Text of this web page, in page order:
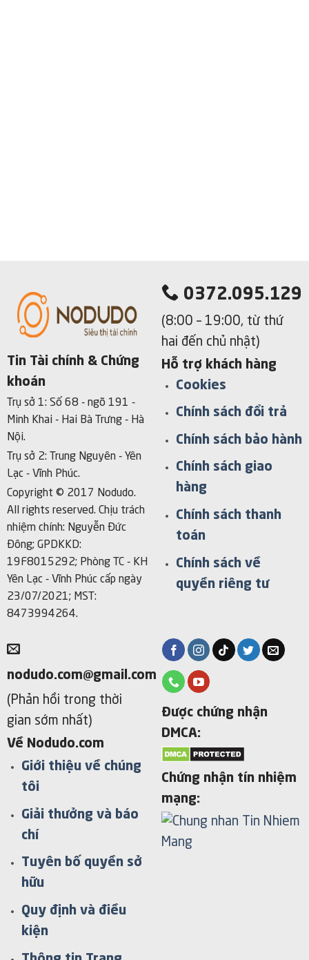
Tin Tài chính & Chứng
khoán
Trụ sở 1: Số 68 - ngõ 191 -
Minh Khai - Hai Bà Trưng - Hà
Nội.
Trụ sở 2: Trung Nguyên - Yên
Lạc - Vĩnh Phúc.
Copyright © 2017 Nodudo.
All rights reserved. Chịu trách
nhiệm chính: Nguyễn Đức
Đông; GPDKKD:
19F8015292; Phòng TC - KH
Yên Lạc - Vĩnh Phúc cấp ngày
23/07/2021; MST:
8473994264.
0372.095.129
(8:00 – 19:00, từ thứ
hai đến chủ nhật)
Hỗ trợ khách hàng
Cookies
Chính sách đổi trả
Chính sách bảo hành
Chính sách giao
hàng
Chính sách thanh
toán
Chính sách về
quyền riêng tư
nodudo.com@gmail.com
(Phản hồi trong thời
gian sớm nhất)
Về Nodudo.com
Giới thiệu về chúng
tôi
Giải thưởng và báo
chí
Tuyên bố quyền sở
hữu
Quy định và điều
kiện
Được chứng nhận
DMCA:
Chứng nhận tín nhiệm
mạng: